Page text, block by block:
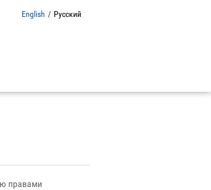
English / Русский
правами